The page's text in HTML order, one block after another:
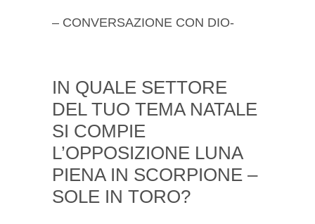
– CONVERSAZIONE CON DIO-
IN QUALE SETTORE
DEL TUO TEMA NATALE
SI COMPIE
L’OPPOSIZIONE LUNA
PIENA IN SCORPIONE –
SOLE IN TORO?